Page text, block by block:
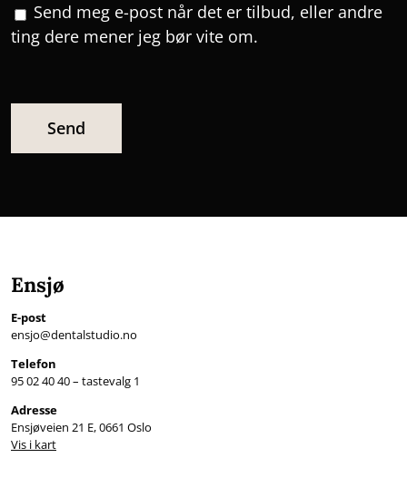
Send meg e-post når det er tilbud, eller andre
ting dere mener jeg bør vite om.
Ensjø
E-post
ensjo@dentalstudio.no
Telefon
95 02 40 40 – tastevalg 1
Adresse
Ensjøveien 21 E, 0661 Oslo
Vis i kart